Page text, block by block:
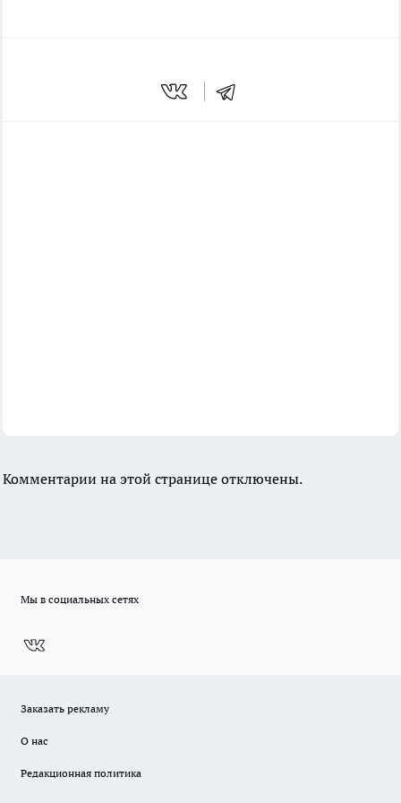
Комментарии на этой странице отключены.
Мы в социальных сетях
Заказать рекламу
О нас
Редакционная политика